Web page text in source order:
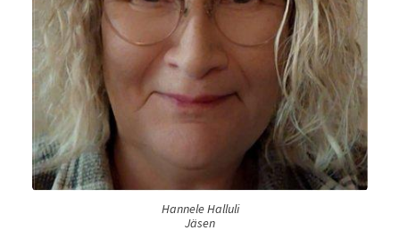
Hannele Halluli
Jäsen